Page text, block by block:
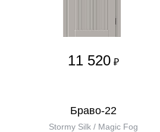
11 520 ₽
Браво-22
Stormy Silk / Magic Fog